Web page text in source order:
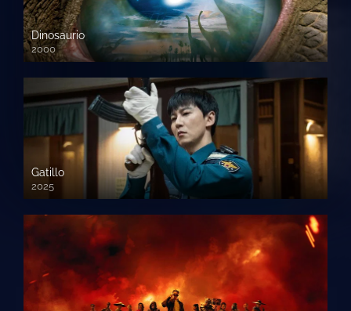
Dinosaurio
2000
720 HD
Gatillo
2025